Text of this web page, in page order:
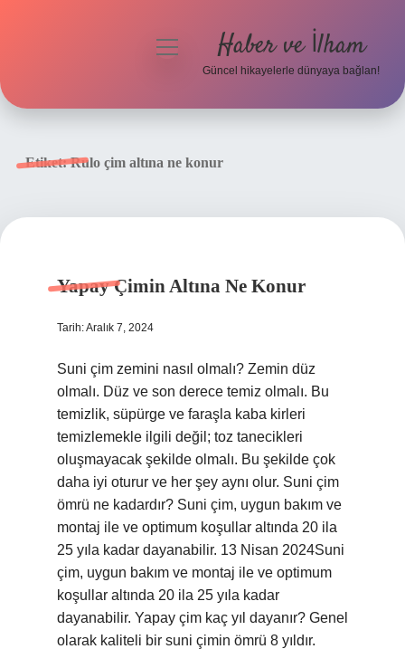
menüyü
Haber ve İlham
Güncel hikayelerle dünyaya bağlan!
Etiket:Rulo çim altına ne konur
Yapay Çimin Altına Ne Konur
Tarih: Aralık 7, 2024
Suni çim zemini nasıl olmalı? Zemin düz
olmalı. Düz ve son derece temiz olmalı. Bu
temizlik, süpürge ve faraşla kaba kirleri
temizlemekle ilgili değil; toz tanecikleri
oluşmayacak şekilde olmalı. Bu şekilde çok
daha iyi oturur ve her şey aynı olur. Suni çim
ömrü ne kadardır? Suni çim, uygun bakım ve
montaj ile ve optimum koşullar altında 20 ila
25 yıla kadar dayanabilir. 13 Nisan 2024Suni
çim, uygun bakım ve montaj ile ve optimum
koşullar altında 20 ila 25 yıla kadar
dayanabilir. Yapay çim kaç yıl dayanır? Genel
olarak kaliteli bir suni çimin ömrü 8 yıldır.